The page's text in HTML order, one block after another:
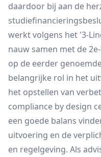
daardoor bij aan de
werkt volgens het '3-
nauw samen met de
op de eerder
belangrijke rol in het
het opstellen van
compliance by design
een goede balans
uitvoering en de
en regelgeving. Als